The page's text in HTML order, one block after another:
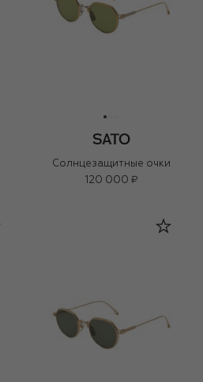
Солнцезащитные очки
120 000 ₽